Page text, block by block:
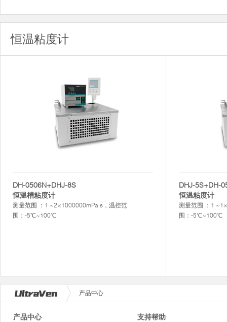
恒温粘度计
DH-0506N+DHJ-8S
恒温槽粘度计
测量范围 ：1 ~2×1000000mPa.s，温控范
围：-5℃~100℃
DHJ-5S+DH-
恒温粘度计
测量范围 ：1
围：-5℃~100℃
产品中心
产品中心 支持帮助